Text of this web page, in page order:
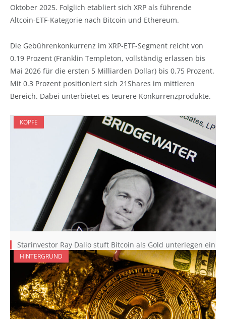
Oktober 2025. Folglich etabliert sich XRP als führende
Altcoin-ETF-Kategorie nach Bitcoin und Ethereum.
Die Gebührenkonkurrenz im XRP-ETF-Segment reicht von
0.19 Prozent (Franklin Templeton, vollständig erlassen bis
Mai 2026 für die ersten 5 Milliarden Dollar) bis 0.75 Prozent.
Mit 0.3 Prozent positioniert sich 21Shares im mittleren
Bereich. Dabei unterbietet es teurere Konkurrenzprodukte.
KÖPFE
Starinvestor Ray Dalio stuft Bitcoin als Gold unterlegen ein
HINTERGRUND